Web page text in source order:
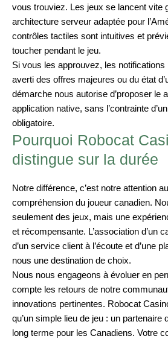
vous trouviez. Les jeux se lancent vite
architecture serveur adaptée pour
contrôles tactiles sont intuitives et
toucher pendant le jeu.
Si vous les approuvez, les
averti des offres majeures ou du état
démarche nous autorise d’proposer le
application native, sans l’contrainte
obligatoire.
Pourquoi Robocat
distingue sur la durée
Notre différence, c’est notre attention
compréhension du joueur canadien.
seulement des jeux, mais une
et récompensante. L’association d’un
d’un service client à l’écoute et d’une
nous une destination de choix.
Nous nous engageons à évoluer en
compte les retours de notre
innovations pertinentes. Robocat
qu’un simple lieu de jeu : un
long terme pour les Canadiens. Votre